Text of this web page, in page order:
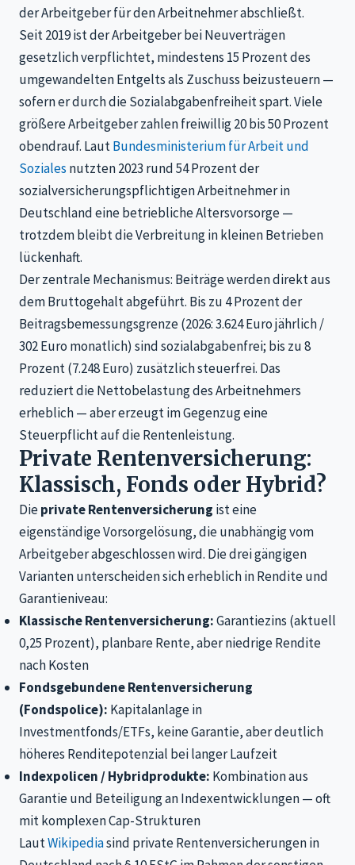
der Arbeitgeber für den Arbeitnehmer abschließt.
Seit 2019 ist der Arbeitgeber bei Neuverträgen
gesetzlich verpflichtet, mindestens 15 Prozent des
umgewandelten Entgelts als Zuschuss beizusteuern —
sofern er durch die Sozialabgabenfreiheit spart. Viele
größere Arbeitgeber zahlen freiwillig 20 bis 50 Prozent
obendrauf. LautBundesministerium für Arbeit und
Soziales nutzten 2023 rund 54 Prozent der
sozialversicherungspflichtigen Arbeitnehmer in
Deutschland eine betriebliche Altersvorsorge —
trotzdem bleibt die Verbreitung in kleinen Betrieben
lückenhaft.
Der zentrale Mechanismus: Beiträge werden direkt aus
dem Bruttogehalt abgeführt. Bis zu 4 Prozent der
Beitragsbemessungsgrenze (2026: 3.624 Euro jährlich /
302 Euro monatlich) sind sozialabgabenfrei; bis zu 8
Prozent (7.248 Euro) zusätzlich steuerfrei. Das
reduziert die Nettobelastung des Arbeitnehmers
erheblich — aber erzeugt im Gegenzug eine
Steuerpflicht auf die Rentenleistung.
Private Rentenversicherung:
Klassisch, Fonds oder Hybrid?
Dieprivate Rentenversicherung ist eine
eigenständige Vorsorgelösung, die unabhängig vom
Arbeitgeber abgeschlossen wird. Die drei gängigen
Varianten unterscheiden sich erheblich in Rendite und
Garantieniveau:
Klassische Rentenversicherung:Garantiezins (aktuell
0,25 Prozent), planbare Rente, aber niedrige Rendite
nach Kosten
Fondsgebundene Rentenversicherung
(Fondspolice): Kapitalanlage in
Investmentfonds/ETFs, keine Garantie, aber deutlich
höheres Renditepotenzial bei langer Laufzeit
Indexpolicen / Hybridprodukte: Kombination aus
Garantie und Beteiligung an Indexentwicklungen — oft
mit komplexen Cap-Strukturen
LautWikipediasind private Rentenversicherungen in